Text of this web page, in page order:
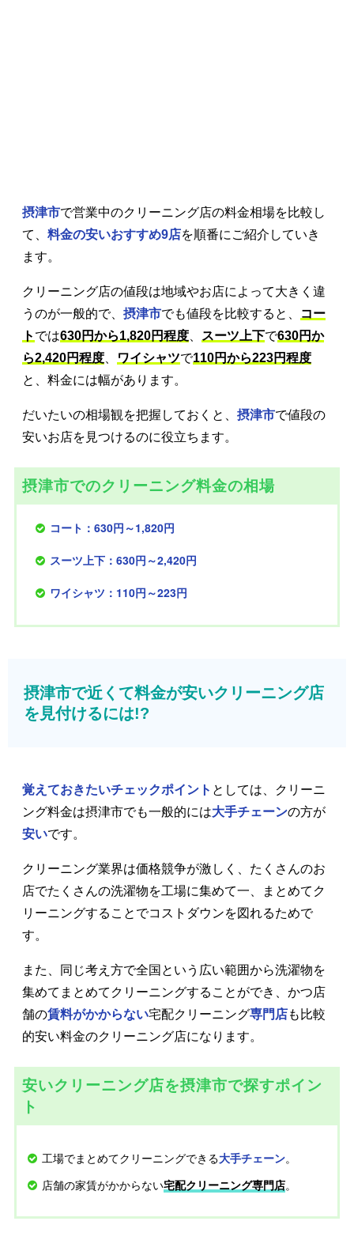
摂津市で営業中のクリーニング店の料金相場を比較し
て、 料金の安いおすすめ9店を順番にご紹介していき
ます。
クリーニング店の値段は地域やお店によって大きく違
うのが一般的で、 摂津市でも値段を比較すると、
コー
ト では630円から1,820円程度 スーツ上下で630円か
ら2,420円程度
ワイシャツで110円から223円程度
と、料金には幅があります。
だいたいの相場観を把握しておくと、 摂津市で値段の
安いお店を見つけるのに役立ちます。
摂津市でのクリーニング料金の相場
コート：630円～1,820円
スーツ上下：630円～2,420円
ワイシャツ：110円～223円
摂津市で近くて料金が安いクリーニング店
を見付けるには!?
覚えておきたいチェックポイント としては、クリーニ
ング料金は摂津市でも一般的には大手チェーンの方が
安いです。
クリーニング業界は価格競争が激しく、たくさんのお
店でたくさんの洗濯物を工場に集めて一、まとめてク
リーニングすることでコストダウンを図れるためで
す。
また、同じ考え方で全国という広い範囲から洗濯物を
集めてまとめてクリーニングすることができ、かつ店
舗の賃料がかからない宅配クリーニング専門店も比較
的安い料金のクリーニング店になります。
安いクリーニング店を摂津市で探すポイン
ト
工場でまとめてクリーニングできる大手チェーン。
店舗の家賃がかからない宅配クリーニング専門店。